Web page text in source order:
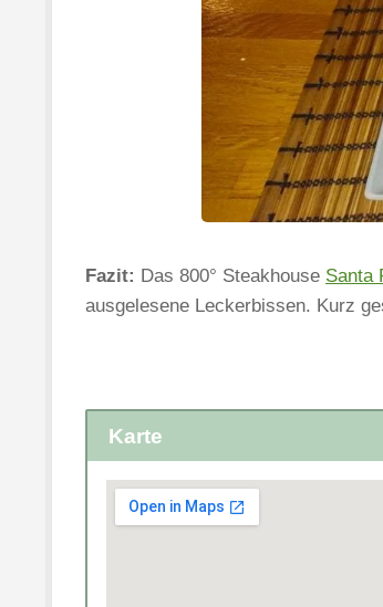
Fazit: Das 800° Steakhouse Santa
ausgelesene Leckerbissen. Kurz
Karte